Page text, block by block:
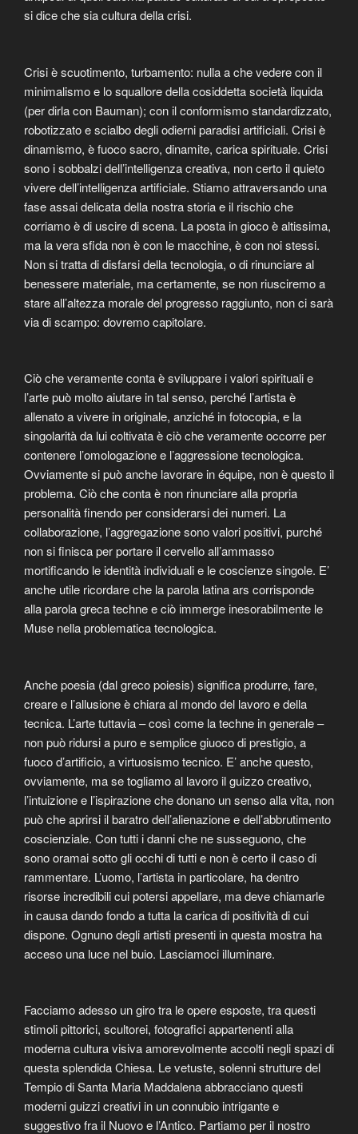
si dice che sia cultura della crisi.
Crisi è scuotimento, turbamento: nulla a che vedere con il
minimalismo e lo squallore della cosiddetta società liquida
(per dirla con Bauman); con il conformismo standardizzato,
robotizzato e scialbo degli odierni paradisi artificiali. Crisi è
dinamismo, è fuoco sacro, dinamite, carica spirituale. Crisi
sono i sobbalzi dell’intelligenza creativa, non certo il quieto
vivere dell’intelligenza artificiale. Stiamo attraversando una
fase assai delicata della nostra storia e il rischio che
corriamo è di uscire di scena. La posta in gioco è altissima,
ma la vera sfida non è con le macchine, è con noi stessi.
Non si tratta di disfarsi della tecnologia, o di rinunciare al
benessere materiale, ma certamente, se non riusciremo a
stare all’altezza morale del progresso raggiunto, non ci sarà
via di scampo: dovremo capitolare.
Ciò che veramente conta è sviluppare i valori spirituali e
l’arte può molto aiutare in tal senso, perché l’artista è
allenato a vivere in originale, anziché in fotocopia, e la
singolarità da lui coltivata è ciò che veramente occorre per
contenere l’omologazione e l’aggressione tecnologica.
Ovviamente si può anche lavorare in équipe, non è questo il
problema. Ciò che conta è non rinunciare alla propria
personalità finendo per considerarsi dei numeri. La
collaborazione, l’aggregazione sono valori positivi, purché
non si finisca per portare il cervello all’ammasso
mortificando le identità individuali e le coscienze singole. E’
anche utile ricordare che la parola latina ars corrisponde
alla parola greca techne e ciò immerge inesorabilmente le
Muse nella problematica tecnologica.
Anche poesia (dal greco poiesis) significa produrre, fare,
creare e l’allusione è chiara al mondo del lavoro e della
tecnica. L’arte tuttavia – così come la techne in generale –
non può ridursi a puro e semplice giuoco di prestigio, a
fuoco d’artificio, a virtuosismo tecnico. E’ anche questo,
ovviamente, ma se togliamo al lavoro il guizzo creativo,
l’intuizione e l’ispirazione che donano un senso alla vita, non
può che aprirsi il baratro dell’alienazione e dell’abbrutimento
coscienziale. Con tutti i danni che ne susseguono, che
sono oramai sotto gli occhi di tutti e non è certo il caso di
rammentare. L’uomo, l’artista in particolare, ha dentro
risorse incredibili cui potersi appellare, ma deve chiamarle
in causa dando fondo a tutta la carica di positività di cui
dispone. Ognuno degli artisti presenti in questa mostra ha
acceso una luce nel buio. Lasciamoci illuminare.
Facciamo adesso un giro tra le opere esposte, tra questi
stimoli pittorici, scultorei, fotografici appartenenti alla
moderna cultura visiva amorevolmente accolti negli spazi di
questa splendida Chiesa. Le vetuste, solenni strutture del
Tempio di Santa Maria Maddalena abbracciano questi
moderni guizzi creativi in un connubio intrigante e
suggestivo fra il Nuovo e l’Antico. Partiamo per il nostro